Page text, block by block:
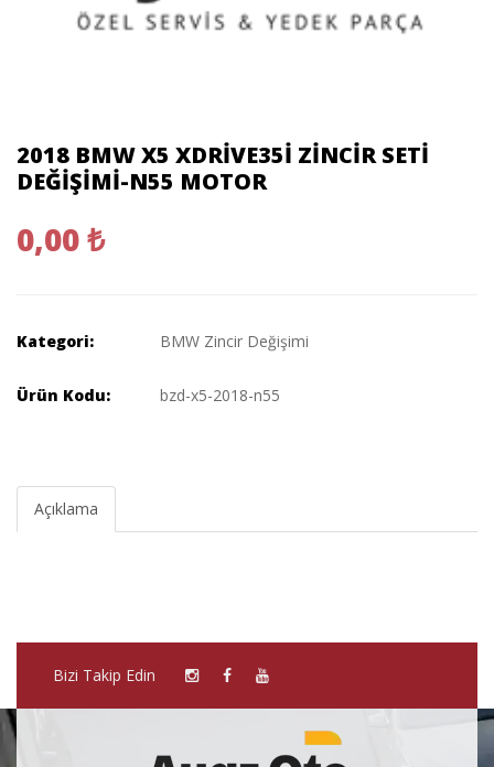
2018 BMW X5 XDRIVE35I ZINCIR SETI
DEĞIŞIMI-N55 MOTOR
0,00 ₺
Kategori: BMW Zincir Değişimi
Ürün Kodu: bzd-x5-2018-n55
Açıklama
Bizi Takip Edin